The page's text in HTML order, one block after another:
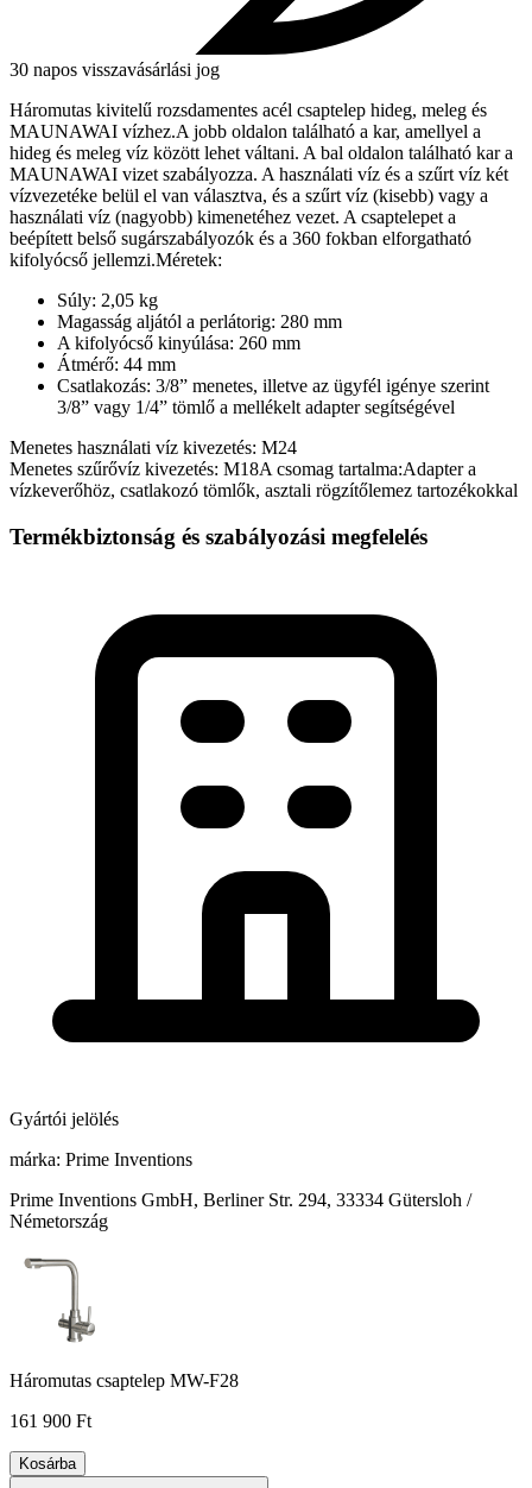
30 napos visszavásárlási jog
Háromutas kivitelű rozsdamentes acél csaptelep hideg, meleg és
MAUNAWAI vízhez.A jobb oldalon található a kar, amellyel a
hideg és meleg víz között lehet váltani. A bal oldalon található kar a
MAUNAWAI vizet szabályozza. A használati víz és a szűrt víz két
vízvezetéke belül el van választva, és a szűrt víz (kisebb) vagy a
használati víz (nagyobb) kimenetéhez vezet. A csaptelepet a
beépített belső sugárszabályozók és a 360 fokban elforgatható
kifolyócső jellemzi.Méretek:
Súly: 2,05 kg
Magasság aljától a perlátorig: 280 mm
A kifolyócső kinyúlása: 260 mm
Átmérő: 44 mm
Csatlakozás: 3/8” menetes, illetve az ügyfél igénye szerint
3/8” vagy 1/4” tömlő a mellékelt adapter segítségével
Menetes használati víz kivezetés: M24
Menetes szűrővíz kivezetés: M18A csomag tartalma:Adapter a
vízkeverőhöz, csatlakozó tömlők, asztali rögzítőlemez tartozékokkal
Termékbiztonság és szabályozási megfelelés
Gyártói jelölés
márka: Prime Inventions
Prime Inventions GmbH, Berliner Str. 294, 33334 Gütersloh /
Németország
Háromutas csaptelep MW-F28
161 900 Ft
Kosárba